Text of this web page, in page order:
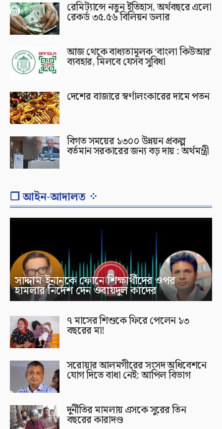
রেমিট্যান্সে নতুন ইতিহাস, অর্থবছরে এলো
রেকর্ড ৩৫.৫৬ বিলিয়ন ডলার
আজ থেকে বাধ্যতামূলক ‘বাংলা কিউআর’
ব্যবহার, মিলবে যেসব সুবিধা
দেশের বাজারে স্বর্ণালংকারের দামে পতন
বিগত সময়ের ১৩০০ উন্নয়ন প্রকল্প
বর্তমান সরকারের জন্য বড় দায় : অর্থমন্ত্রী
❐ আইন-আদালত ⁘
সাদ্দাম-ইনানকে ফোনে শিক্ষার্থীদের ওপর
হামলার নির্দেশ দেন ওবায়দুল কাদের
৭ মাসের শিশুকে ফিরে পেলেন ১৩
বছরের মা!
সরোয়ার আলমগীরের সংসদ অধিবেশনে
যোগ দিতে বাধা নেই: আপিল বিভাগ
দুর্নীতির মামলায় এসকে সুরের তিন
বছরের কারাদণ্ড